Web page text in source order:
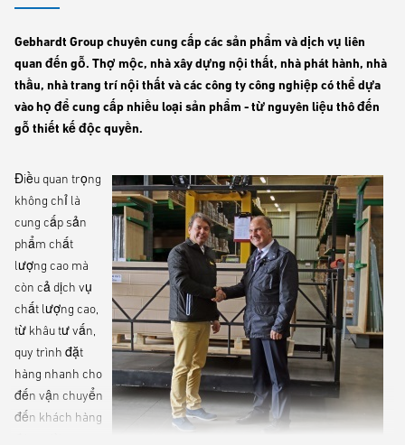
Gebhardt Group chuyên cung cấp các sản phẩm và dịch vụ liên
quan đến gỗ. Thợ mộc, nhà xây dựng nội thất, nhà phát hành, nhà
thầu, nhà trang trí nội thất và các công ty công nghiệp có thể dựa
vào họ để cung cấp nhiều loại sản phẩm - từ nguyên liệu thô đến
gỗ thiết kế độc quyền.
Điều quan trọng
không chỉ là
cung cấp sản
phẩm chất
lượng cao mà
còn cả dịch vụ
chất lượng cao,
từ khâu tư vấn,
quy trình đặt
hàng nhanh cho
đến vận chuyển
đến khách hàng